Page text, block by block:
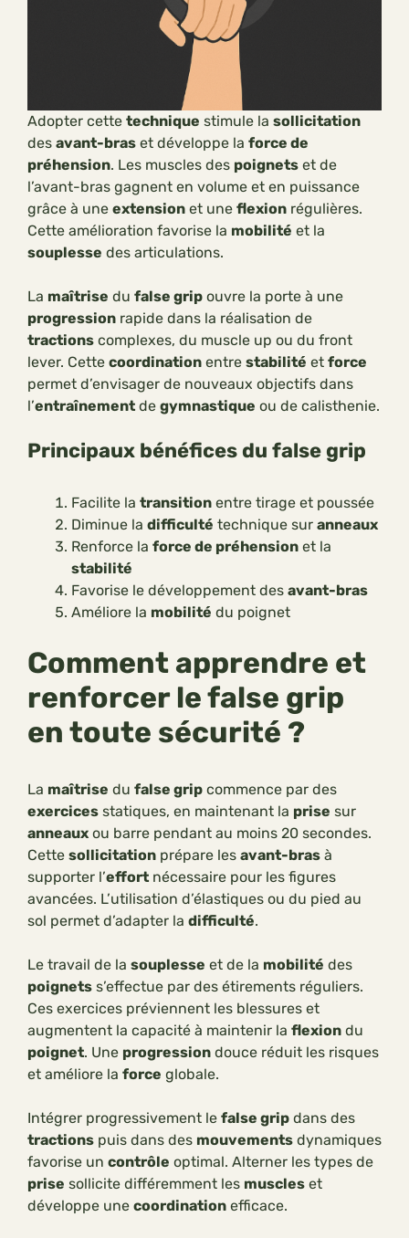
Adopter cette technique stimule la sollicitation
des avant-bras et développe la force de
préhension. Les muscles des poignets et de
l’avant-bras gagnent en volume et en puissance
grâce à une extension et une flexion régulières.
Cette amélioration favorise la mobilité et la
souplesse des articulations.
La maîtrise du false grip ouvre la porte à une
progression rapide dans la réalisation de
tractions complexes, du muscle up ou du front
lever. Cette coordination entre stabilité et force
permet d’envisager de nouveaux objectifs dans
l’entraînement de gymnastique ou de calisthenie.
Principaux bénéfices du false grip
Facilite la transition entre tirage et poussée
Diminue la difficulté technique sur anneaux
Renforce la force de préhension et la
stabilité
Favorise le développement des avant-bras
Améliore la mobilité du poignet
Comment apprendre et
renforcer le false grip
en toute sécurité ?
La maîtrise du false grip commence par des
exercices statiques, en maintenant la prise sur
anneaux ou barre pendant au moins 20 secondes.
Cette sollicitation prépare les avant-bras à
supporter l’effort nécessaire pour les figures
avancées. L’utilisation d’élastiques ou du pied au
sol permet d’adapter la difficulté.
Le travail de la souplesse et de la mobilité des
poignets s’effectue par des étirements réguliers.
Ces exercices préviennent les blessures et
augmentent la capacité à maintenir la flexion du
poignet. Une progression douce réduit les risques
et améliore la force globale.
Intégrer progressivement le false grip dans des
tractions puis dans des mouvements dynamiques
favorise un contrôle optimal. Alterner les types de
prise sollicite différemment les muscles et
développe une coordination efficace.